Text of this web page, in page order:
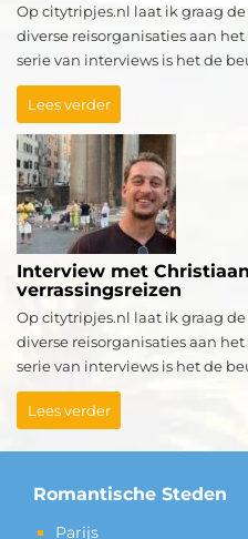
Op citytripjes.nl laat ik graag
diverse reisorganisaties aan
serie van interviews is het de
Lees verder
Interview met
verrassingsreizen
Op citytripjes.nl laat ik graag
diverse reisorganisaties aan
serie van interviews is het de
Lees verder
Romantische Steden
Parijs